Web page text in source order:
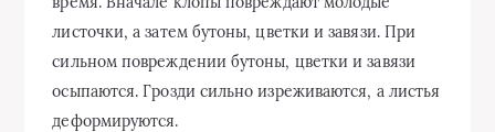
листочки, а затем бу­тоны, цветки и завязи. При
силь­ном повреждении бутоны, цветки и завязи
осыпаются. Грозди силь­но изреживаются, а листья
деформируются.